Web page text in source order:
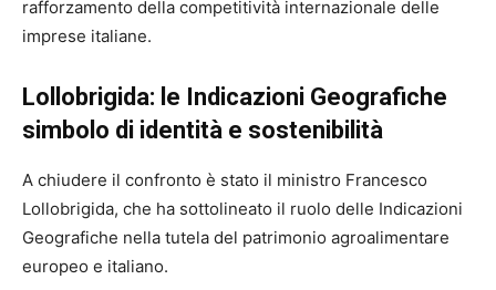
rafforzamento della competitività internazionale delle
imprese italiane.
Lollobrigida: le Indicazioni Geografiche
simbolo di identità e sostenibilità
A chiudere il confronto è stato il ministro Francesco
Lollobrigida, che ha sottolineato il ruolo delle Indicazioni
Geografiche nella tutela del patrimonio agroalimentare
europeo e italiano.